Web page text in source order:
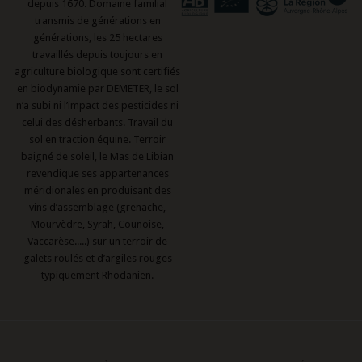
depuis 1670. Domaine familial
transmis de générations en
générations, les 25 hectares
travaillés depuis toujours en
agriculture biologique sont certifiés
en biodynamie par DEMETER, le sol
n’a subi ni l’impact des pesticides ni
celui des désherbants. Travail du
sol en traction équine. Terroir
baigné de soleil, le Mas de Libian
revendique ses appartenances
méridionales en produisant des
vins d’assemblage (grenache,
Mourvèdre, Syrah, Counoise,
Vaccarèse.....) sur un terroir de
galets roulés et d’argiles rouges
typiquement Rhodanien.